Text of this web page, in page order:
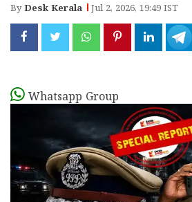
ByDesk Kerala Jul 2, 2026, 19:49 IST
Whatsapp Group